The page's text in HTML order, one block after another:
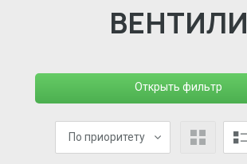
ВЕНТИЛИ
Открыть фильтр
По приоритету